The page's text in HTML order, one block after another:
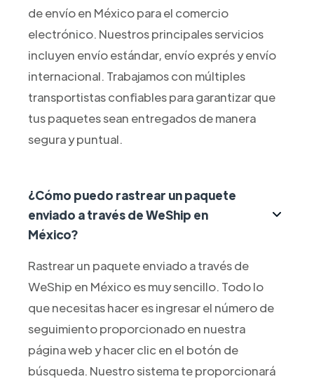
de envío en México para el comercio
electrónico. Nuestros principales servicios
incluyen envío estándar, envío exprés y envío
internacional. Trabajamos con múltiples
transportistas confiables para garantizar que
tus paquetes sean entregados de manera
segura y puntual.
¿Cómo puedo rastrear un paquete
enviado a través de WeShip en
México?
Rastrear un paquete enviado a través de
WeShip en México es muy sencillo. Todo lo
que necesitas hacer es ingresar el número de
seguimiento proporcionado en nuestra
página web y hacer clic en el botón de
búsqueda. Nuestro sistema te proporcionará